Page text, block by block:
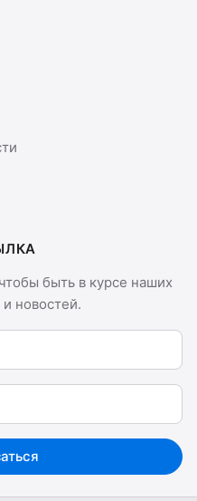
быть в курсе наших
новостей.